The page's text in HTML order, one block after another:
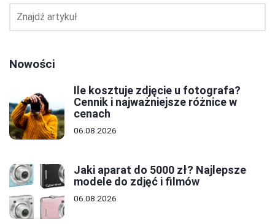
Nowości
Ile kosztuje zdjęcie u fotografa?
Cennik i najważniejsze różnice w
cenach
06.08.2026
Jaki aparat do 5000 zł? Najlepsze
modele do zdjęć i filmów
06.08.2026